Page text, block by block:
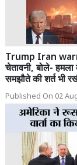
Trump Iran
चेतावनी, बोले-
समझौते की शर्त भी
Published On 02